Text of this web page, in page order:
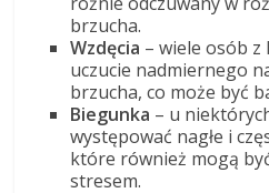
brzucha.
Wzdęcia – wiele osób z
uczucie nadmiernego
brzucha, co może być
Biegunka – u
występować nagłe i
które również mogą
stresem.